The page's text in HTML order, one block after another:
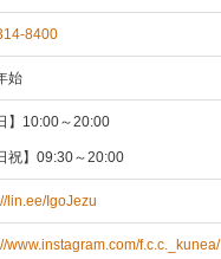
8400
始
】10:00～20:00
祝】09:30～20:00
lin.ee/IgoJezu
www.instagram.com/f.c.c._kunea/